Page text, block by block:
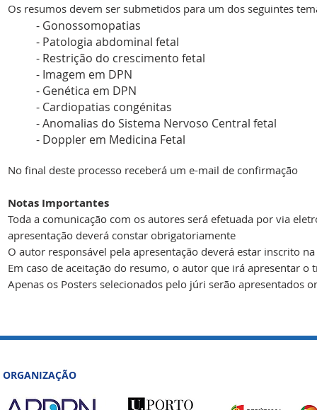
Os resumos devem ser submetidos para um dos seguintes
- Gonossomopatias
- Patologia abdominal fetal
- Restrição do crescimento fetal
- Imagem em DPN
- Genética em DPN
- Cardiopatias congénitas
- Anomalias do Sistema Nervoso Central fetal
- Doppler em Medicina Fetal
No final deste processo receberá um e-mail de confirmação
Notas Importantes ​
Toda a comunicação com os autores será efetuada por via
apresentação deverá constar obrigatoriamente
O autor responsável pela apresentação deverá estar inscrito
Em caso de aceitação do resumo, o autor que irá apresentar
Apenas os Posters selecionados pelo júri serão
ORGANIZAÇÃO